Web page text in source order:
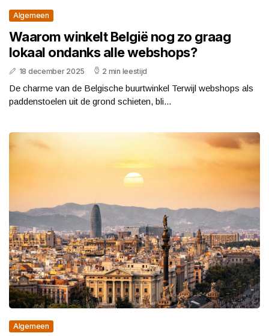
Algemeen
Waarom winkelt België nog zo graag
lokaal ondanks alle webshops?
18 december 2025 2 min leestijd
De charme van de Belgische buurtwinkel Terwijl webshops als
paddenstoelen uit de grond schieten, bli...
Algemeen